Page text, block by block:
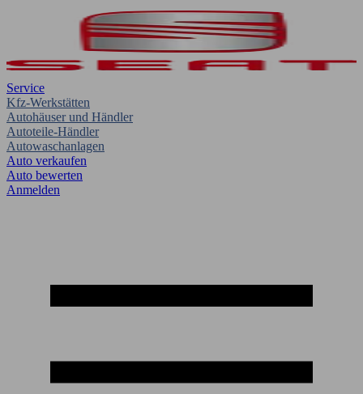
Service
Kfz-Werkstätten
Autohäuser und Händler
Autoteile-Händler
Autowaschanlagen
Auto verkaufen
Auto bewerten
Anmelden